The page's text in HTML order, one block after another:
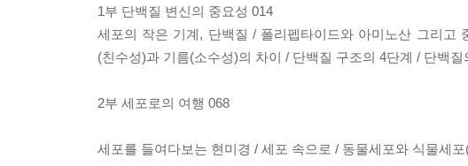
1부 단백질 변신의 중요성 014
세포의 작은 기계, 단백질 / 폴리펩타이드와 아미노산 그리
(친수성)과 기름(소수성)의 차이 / 단백질 구조의 4단계 / 단백질
2부 세포로의 여행 068
세포를 들여다보는 현미경 / 세포 속으로 / 동물세포와 식물세